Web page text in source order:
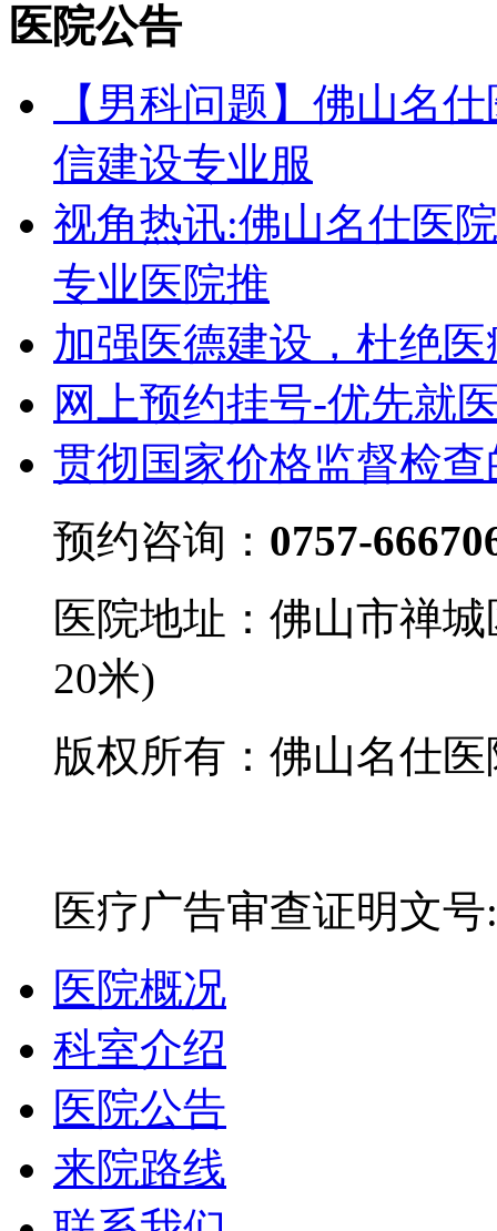
医院公告
【男科问题】佛山名
信建设专业服
视角热讯:佛山名仕医
专业医院推
加强医德建设，杜绝
网上预约挂号-优先就
贯彻国家价格监督检
预约咨询： 0757-
医院地址：佛山市禅
20米)
版权所有：佛山名仕
医疗广告审查证明文
医院概况
科室介绍
医院公告
来院路线